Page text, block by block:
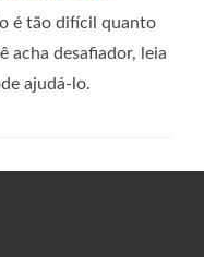
é tão difícil quanto
acha desafiador, leia
ajudá-lo.